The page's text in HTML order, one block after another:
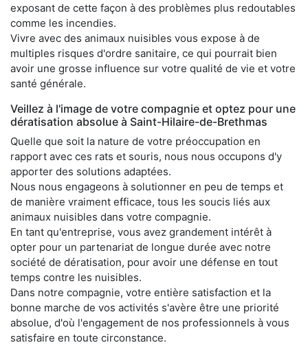
exposant de cette façon à des problèmes plus redoutables
comme les incendies.
Vivre avec des animaux nuisibles vous expose à de
multiples risques d'ordre sanitaire, ce qui pourrait bien
avoir une grosse influence sur votre qualité de vie et votre
santé générale.
Veillez à l'image de votre compagnie et optez pour une
dératisation absolue à Saint-Hilaire-de-Brethmas
Quelle que soit la nature de votre préoccupation en
rapport avec ces rats et souris, nous nous occupons d'y
apporter des solutions adaptées.
Nous nous engageons à solutionner en peu de temps et
de manière vraiment efficace, tous les soucis liés aux
animaux nuisibles dans votre compagnie.
En tant qu'entreprise, vous avez grandement intérêt à
opter pour un partenariat de longue durée avec notre
société de dératisation, pour avoir une défense en tout
temps contre les nuisibles.
Dans notre compagnie, votre entière satisfaction et la
bonne marche de vos activités s'avère être une priorité
absolue, d'où l'engagement de nos professionnels à vous
satisfaire en toute circonstance.